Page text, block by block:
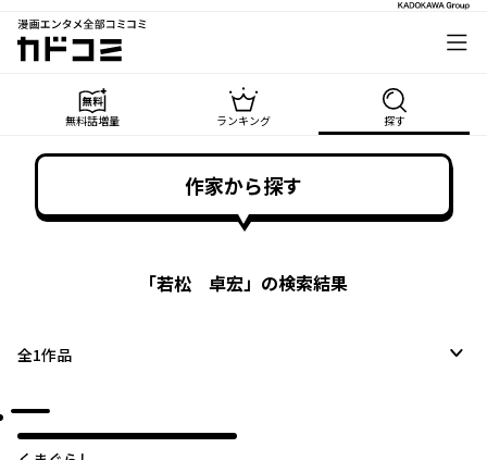
漫画エンタメ全部コミコミ
カドコミ
無料話増量 ランキング 探す
作家から探す
「若松 卓宏」の検索結果
全1作品